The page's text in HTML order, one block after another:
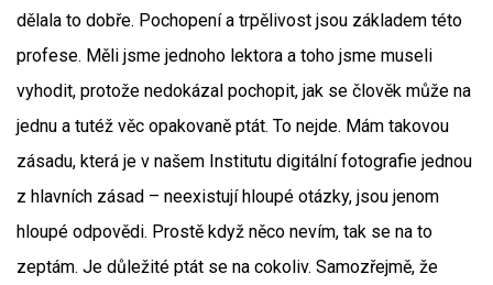
dělala to dobře. Pochopení a trpělivost jsou základem této
profese. Měli jsme jednoho lektora a toho jsme museli
vyhodit, protože nedokázal pochopit, jak se člověk může na
jednu a tutéž věc opakovaně ptát. To nejde. Mám takovou
zásadu, která je v našem Institutu digitální fotografie jednou
z hlavních zásad – neexistují hloupé otázky, jsou jenom
hloupé odpovědi. Prostě když něco nevím, tak se na to
zeptám. Je důležité ptát se na cokoliv. Samozřejmě, že